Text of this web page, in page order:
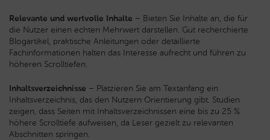
Relevante und wertvolle Inhalte – Bieten Sie Inhalte an, die für
die Nutzer einen echten Mehrwert darstellen. Gut recherchierte
Blogartikel, praktische Anleitungen oder detaillierte
Fachinformationen halten das Interesse aufrecht und führen zu
höheren Scrolltiefen.
Inhaltsverzeichnisse – Platzieren Sie am Textanfang ein
Inhaltsverzeichnis, das den Nutzern Orientierung gibt. Studien
zeigen, dass Seiten mit Inhaltsverzeichnissen eine bis zu 25 %
höhere Scrolltiefe aufweisen, da Leser gezielt zu relevanten
Abschnitten springen.